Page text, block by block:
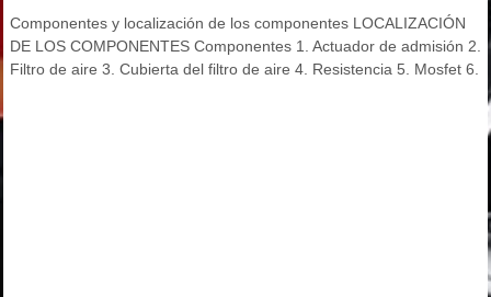
Componentes y localización de los componentes LOCALIZACIÓN
DE LOS COMPONENTES Componentes 1. Actuador de admisión 2.
Filtro de aire 3. Cubierta del filtro de aire 4. Resistencia 5. Mosfet 6.